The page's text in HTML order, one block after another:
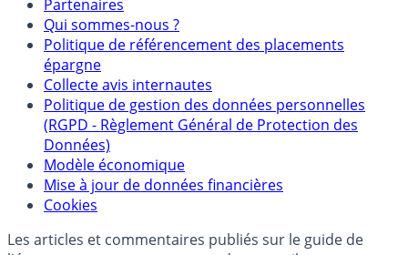
Mentions légales et Conditions d’utilisation
Partenaires
Qui sommes-nous ?
Politique de référencement des placements
épargne
Collecte avis internautes
Politique de gestion des données personnelles
(RGPD - Règlement Général de Protection des
Données)
Modèle économique
Mise à jour de données financières
Cookies